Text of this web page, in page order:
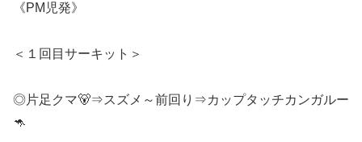
《PM児発》
＜１回目サーキット＞
◎片足クマ🐻⇒スズメ～前回り⇒カップタッチカンガルー
🦘